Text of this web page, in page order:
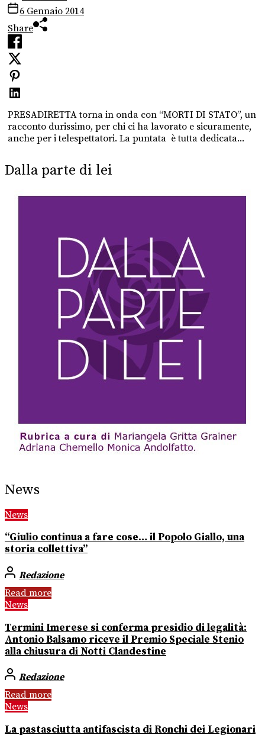
6 Gennaio 2014
Share
PRESADIRETTA torna in onda con “MORTI DI STATO”, un
racconto durissimo, per chi ci ha lavorato e sicuramente,
anche per i telespettatori. La puntata è tutta dedicata...
Dalla parte di lei
News
News
“Giulio continua a fare cose… il Popolo Giallo, una
storia collettiva”
Redazione
Read more
News
Termini Imerese si conferma presidio di legalità:
Antonio Balsamo riceve il Premio Speciale Stenio
alla chiusura di Notti Clandestine
Redazione
Read more
News
La pastasciutta antifascista di Ronchi dei Legionari